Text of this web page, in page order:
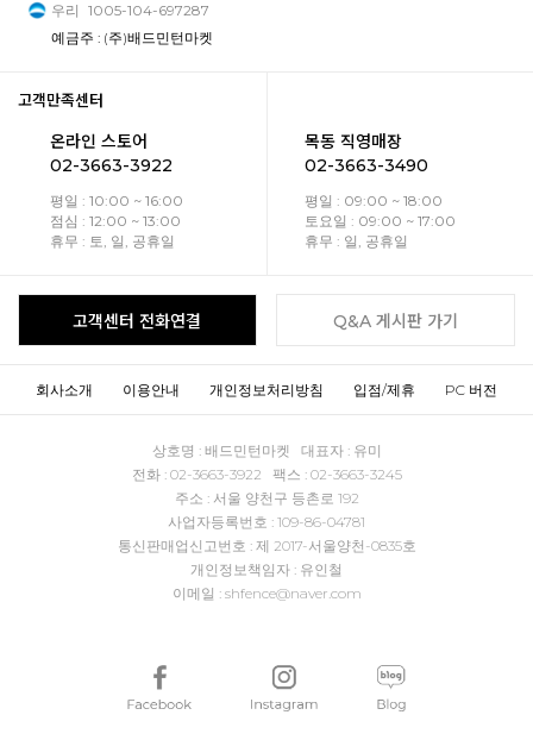
우리 1005-104-697287
예금주 : (주)배드민턴마켓
고객만족센터
온라인 스토어
02-3663-3922
평일 : 10:00 ~ 16:00
점심 : 12:00 ~ 13:00
휴무 : 토, 일, 공휴일
목동 직영매장
02-3663-3490
평일 : 09:00 ~ 18:00
토요일 : 09:00 ~ 17:00
휴무 : 일, 공휴일
고객센터 전화연결 Q&A 게시판 가기
회사소개 이용안내 개인정보처리방침 입점/제휴 PC 버전
상호명 : 배드민턴마켓 대표자 : 유미
전화 : 02-3663-3922 팩스 : 02-3663-3245
주소 : 서울 양천구 등촌로 192
사업자등록번호 : 109-86-04781
통신판매업신고번호 : 제 2017-서울양천-0835호
개인정보책임자 : 유인철
이메일 : shfence@naver.com